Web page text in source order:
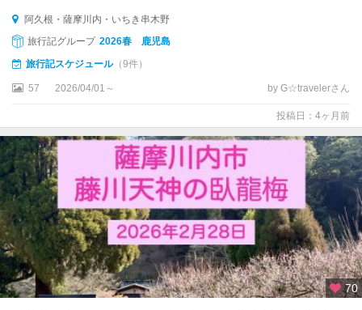
阿久根・薩摩川内・いちき串木野
旅行記グループ 2026春 鹿児島
旅行記スケジュール（9件）
57 2026/04/01～ by G☆travelerさん
投稿日：4ヶ月前
70